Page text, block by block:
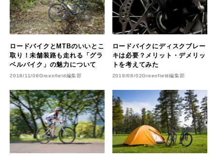
ロードバイクとMTBのいいとこ
取り！未舗装路も走れる「グラ
ベルバイク」の魅力について
2018/11/06Greenfield編集部
ロードバイクにディスクブレー
キは必要？メリット・デメリッ
トを考えてみた
2018/08/02Greenfield編集部